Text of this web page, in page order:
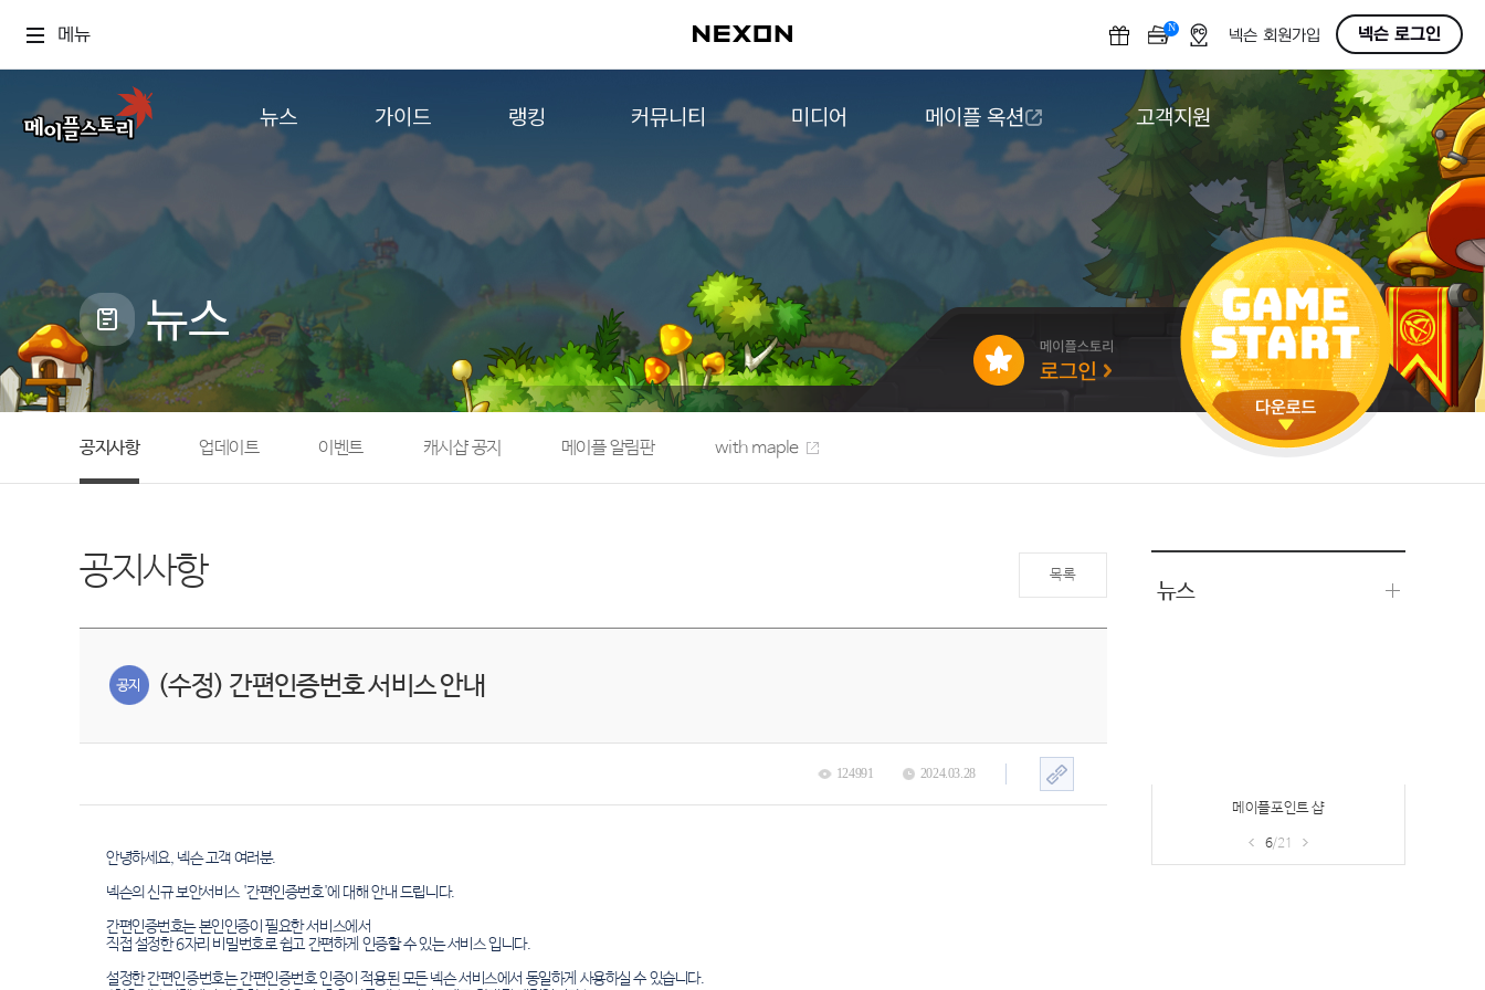
메뉴 N OFF넥슨 회원가입 넥슨 로그인
뉴스
공지사항
업데이트
캐시샵 공지
메이플 알림판
with maple
가이드
게임정보
직업소개
확률형 아이템
NEXON NOW
랭킹
컨텐츠 랭킹
커뮤니티
자유게시판
메이플 아트
메이플스토리 파트너스
AI Style Finder
미니게임
커뮤니티 아카이브
미디어
영상
메이플 옥션 고객지원
도움말/1:1문의
버그악용/불법프로그램 신고
게임 접근성
뉴스
공지사항 업데이트 이벤트 캐시샵 공지 메이플 알림판 with maple
공지사항 목록
(수정) 간편인증번호 서비스 안내
124991 2024.03.28
안녕하세요, 넥슨 고객 여러분.
넥슨의 신규 보안서비스 '간편인증번호'에 대해 안내 드립니다.
간편인증번호는 본인인증이 필요한 서비스에서
직접 설정한 6자리 비밀번호로 쉽고 간편하게 인증할 수 있는 서비스 입니다.
설정한 간편인증번호는 간편인증번호 인증이 적용된 모든 넥슨 서비스에서 동일하게 사용하실 수 있습니다.
뉴스
메이플포인트 샵
6/21